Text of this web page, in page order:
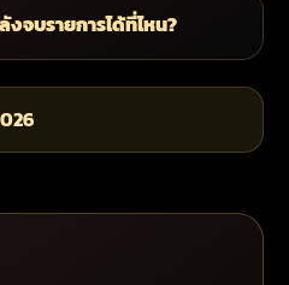
จบรายการได้ที่ไหน?